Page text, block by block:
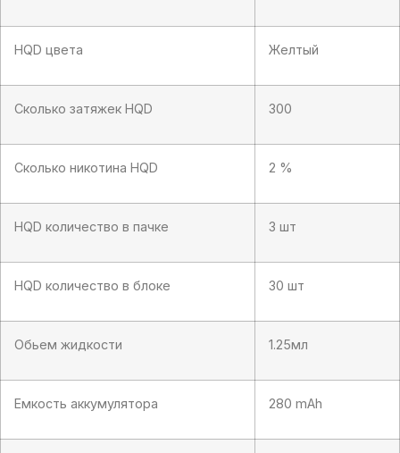
HQD цвета Желтый
Сколько затяжек HQD 300
Сколько никотина HQD 2 %
HQD количество в пачке 3 шт
HQD количество в блоке 30 шт
Обьем жидкости 1.25мл
Емкость аккумулятора 280 mAh